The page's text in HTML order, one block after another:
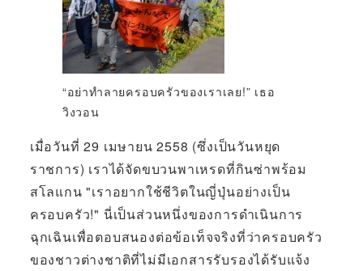
“อย่าทำลายครอบครัวของเราเลย!” เธอ
วิงวอน
เมื่อวันที่ 29 เมษายน 2558 (ซึ่งเป็นวันหยุด
ราชการ) เราได้จัดขบวนพาเหรดที่กินซ่าพร้อม
สโลแกน "เราอยากใช้ชีวิตในญี่ปุ่นอย่างเป็น
ครอบครัว!" นี่เป็นส่วนหนึ่งของการดำเนินการ
ฉุกเฉินเพื่อตอบสนองต่อข้อเท็จจริงที่ว่าครอบครัว
ของชาวต่างชาติที่ไม่มีเอกสารรับรองได้รับแจ้ง